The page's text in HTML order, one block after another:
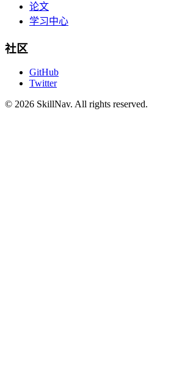
论文
学习中心
社区
GitHub
Twitter
© 2026 SkillNav. All rights reserved.